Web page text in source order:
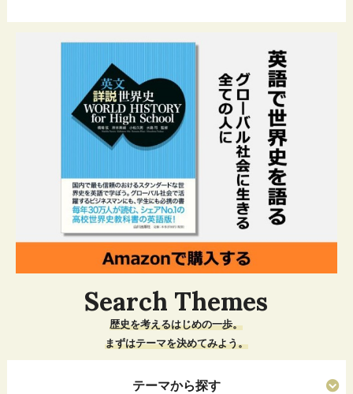
Search Themes
歴史を考えるはじめの一歩。
まずはテーマを決めてみよう。
テーマから探す